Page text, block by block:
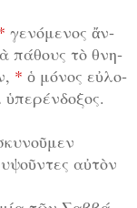
γε­νό­με­νος ἄν­
πά­θους τὸ θνη­
* ὁ μό­νος εὐ­λο­
ὑ­πε­ρέν­δο­ξος.
αὐ­τὸν